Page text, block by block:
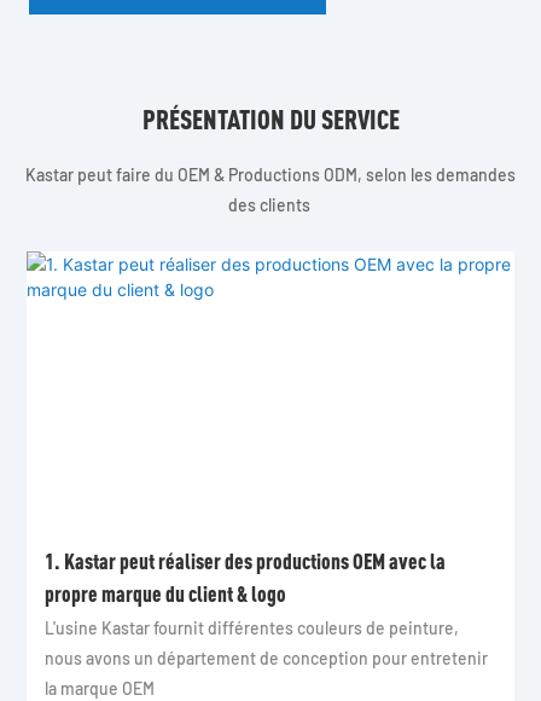
PRÉSENTATION DU SERVICE
Kastar peut faire du OEM & Productions ODM, selon les demandes
des clients
1. Kastar peut réaliser des productions OEM avec la
propre marque du client & logo
L'usine Kastar fournit différentes couleurs de peinture,
nous avons un département de conception pour entretenir
la marque OEM